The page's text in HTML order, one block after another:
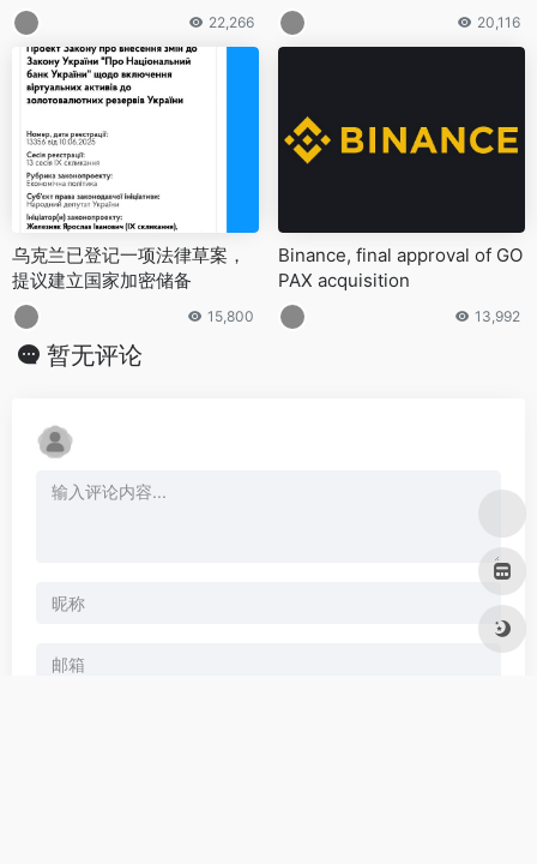
22,266 20,116
乌克兰已登记一项法律草案，
提议建立国家加密储备
15,800
Binance, final approval of GO
PAX acquisition
13,992
暂无评论